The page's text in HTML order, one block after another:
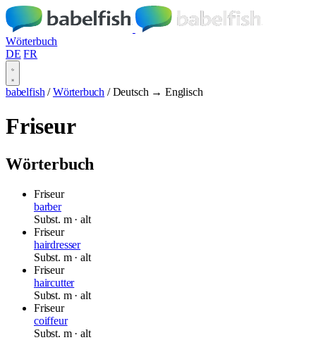
Wörterbuch
DE FR
babelfish / Wörterbuch / Deutsch → Englisch
Friseur
Wörterbuch
Friseur
barber
Subst. m· alt
Friseur
hairdresser
Subst. m· alt
Friseur
haircutter
Subst. m· alt
Friseur
coiffeur
Subst. m· alt